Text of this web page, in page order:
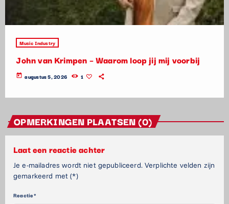
Music Industry
John van Krimpen – Waarom loop jij mij voorbij
today augustus 5, 2026 1
OPMERKINGEN PLAATSEN (0)
Laat een reactie achter
Je e-mailadres wordt niet gepubliceerd. Verplichte velden zijn
gemarkeerd met (*)
Reactie*